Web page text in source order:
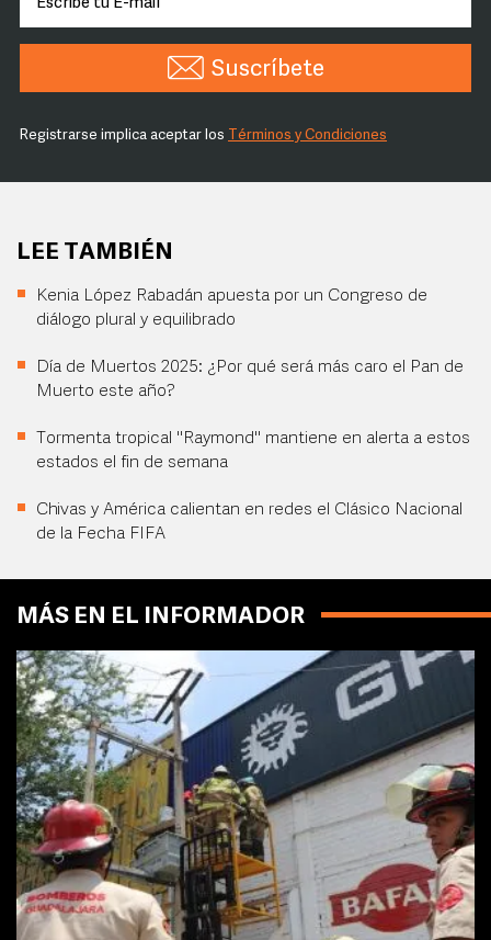
Suscríbete
Registrarse implica aceptar los Términos y Condiciones
LEE TAMBIÉN
Kenia López Rabadán apuesta por un Congreso de
diálogo plural y equilibrado
Día de Muertos 2025: ¿Por qué será más caro el Pan de
Muerto este año?
Tormenta tropical "Raymond" mantiene en alerta a estos
estados el fin de semana
Chivas y América calientan en redes el Clásico Nacional
de la Fecha FIFA
MÁS EN EL INFORMADOR